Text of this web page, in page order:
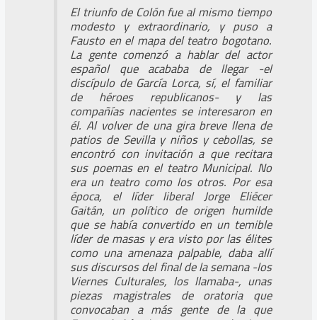
El triunfo de Colón fue al mismo tiempo
modesto y extraordinario, y puso a
Fausto en el mapa del teatro bogotano.
La gente comenzó a hablar del actor
español que acababa de llegar -el
discípulo de García Lorca, sí, el familiar
de héroes republicanos- y las
compañías nacientes se interesaron en
él. Al volver de una gira breve llena de
patios de Sevilla y niños y cebollas, se
encontró con invitación a que recitara
sus poemas en el teatro Municipal. No
era un teatro como los otros. Por esa
época, el líder liberal Jorge Eliécer
Gaitán, un político de origen humilde
que se había convertido en un temible
líder de masas y era visto por las élites
como una amenaza palpable, daba allí
sus discursos del final de la semana -los
Viernes Culturales, los llamaba-, unas
piezas magistrales de oratoria que
convocaban a más gente de la que